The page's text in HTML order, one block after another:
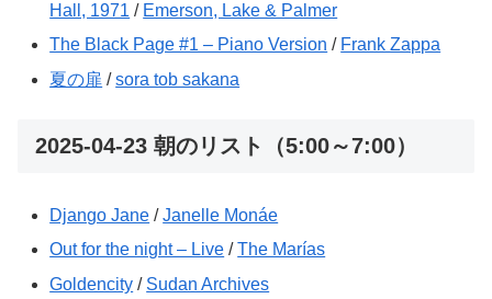
Hall, 1971 / Emerson, Lake & Palmer
The Black Page #1 – Piano Version / Frank Zappa
夏の扉 /sora tob sakana
2025-04-23 朝のリスト（5:00～7:00）
Django Jane /Janelle Monáe
Out for the night – Live /The Marías
Goldencity / Sudan Archives